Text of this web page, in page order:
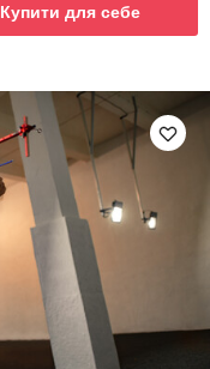
Купити для себе